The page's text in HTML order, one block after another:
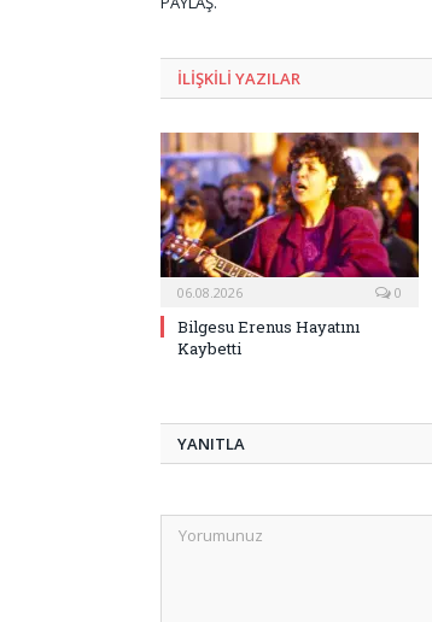
ILIŞKILI YAZILAR
06.08.2026 0
Bilgesu Erenus Hayatını
Kaybetti
YANITLA